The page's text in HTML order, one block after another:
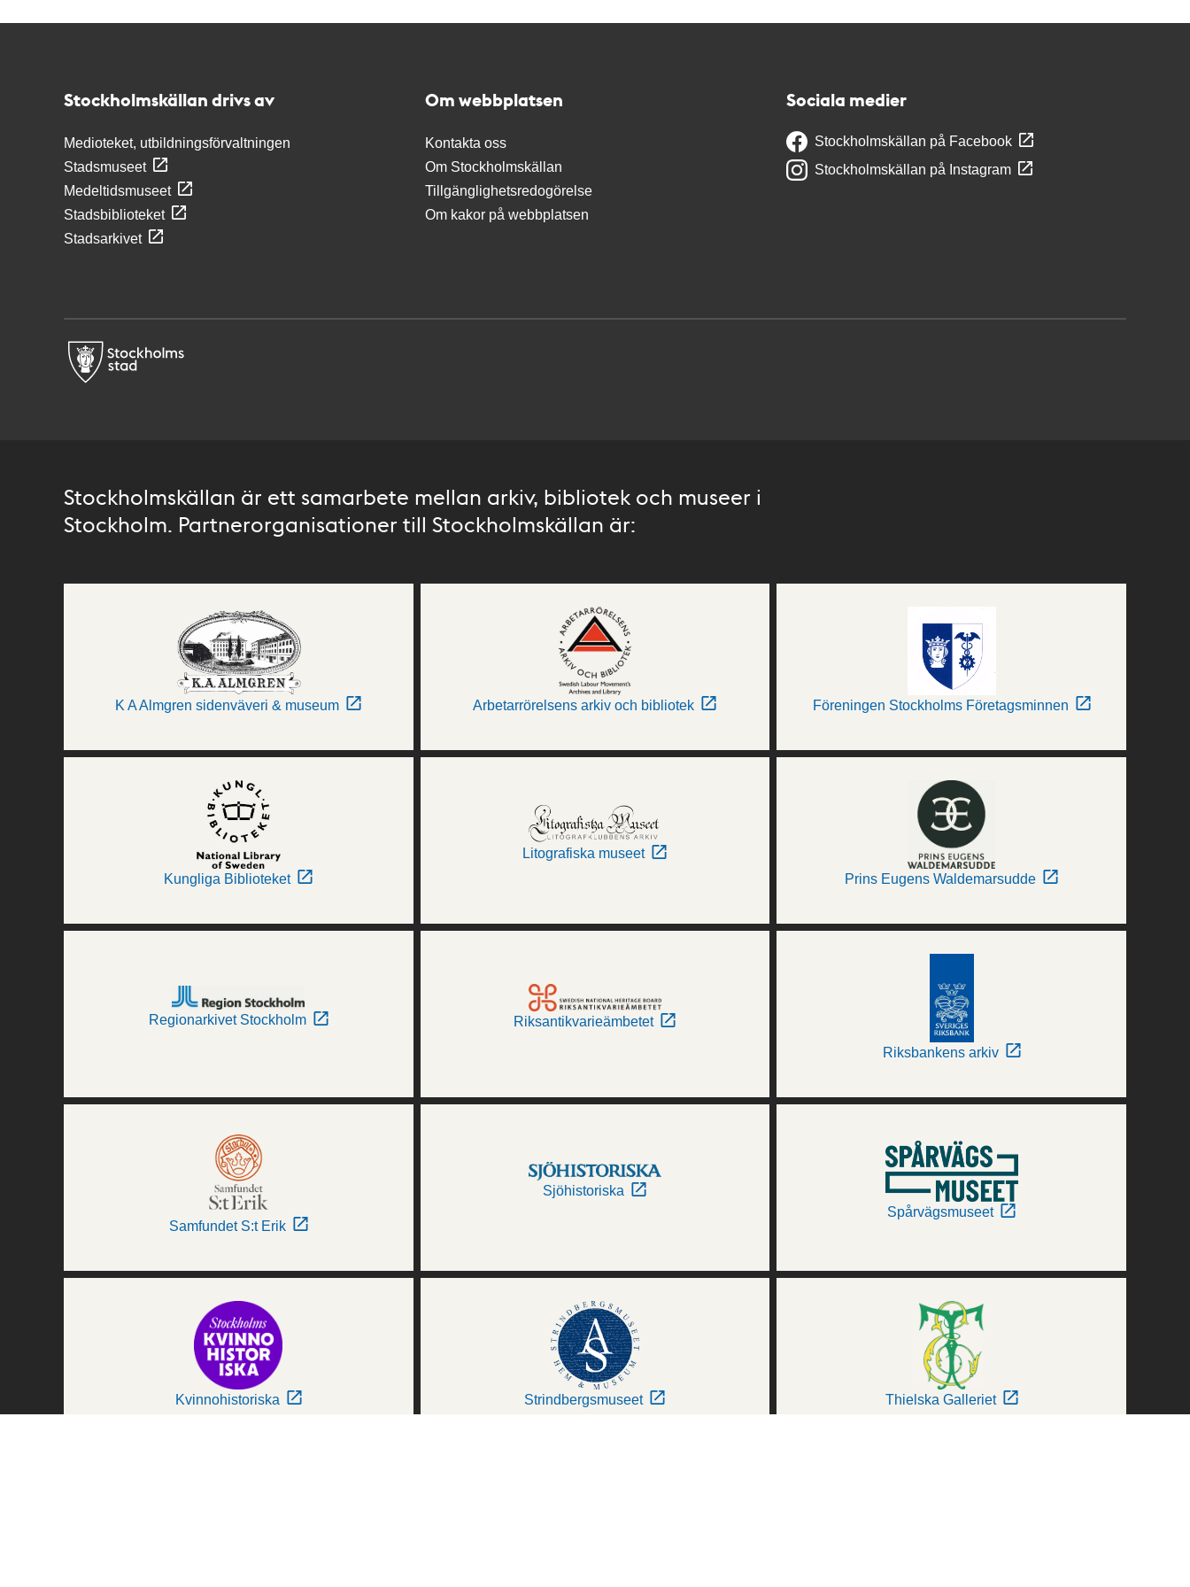
Stockholmskällan drivs av
Medioteket, utbildningsförvaltningen
Stadsmuseet
Medeltidsmuseet
Stadsbiblioteket
Stadsarkivet
Om webbplatsen
Kontakta oss
Om Stockholmskällan
Tillgänglighetsredogörelse
Om kakor på webbplatsen
Sociala medier
Stockholmskällan på Facebook
Stockholmskällan på Instagram
Stockholmskällan är ett samarbete mellan arkiv, bibliotek och museer i
Stockholm. Partnerorganisationer till Stockholmskällan är:
K A Almgren sidenväveri & museum Arbetarrörelsens arkiv och bibliotek Föreningen Stockholms Företagsminnen
Kungliga Biblioteket
Litografiska museet
Prins Eugens Waldemarsudde
Regionarkivet Stockholm Riksantikvarieämbetet
Riksbankens arkiv
Samfundet S:t Erik
Sjöhistoriska
Spårvägsmuseet
Kvinnohistoriska Strindbergsmuseet Thielska Galleriet